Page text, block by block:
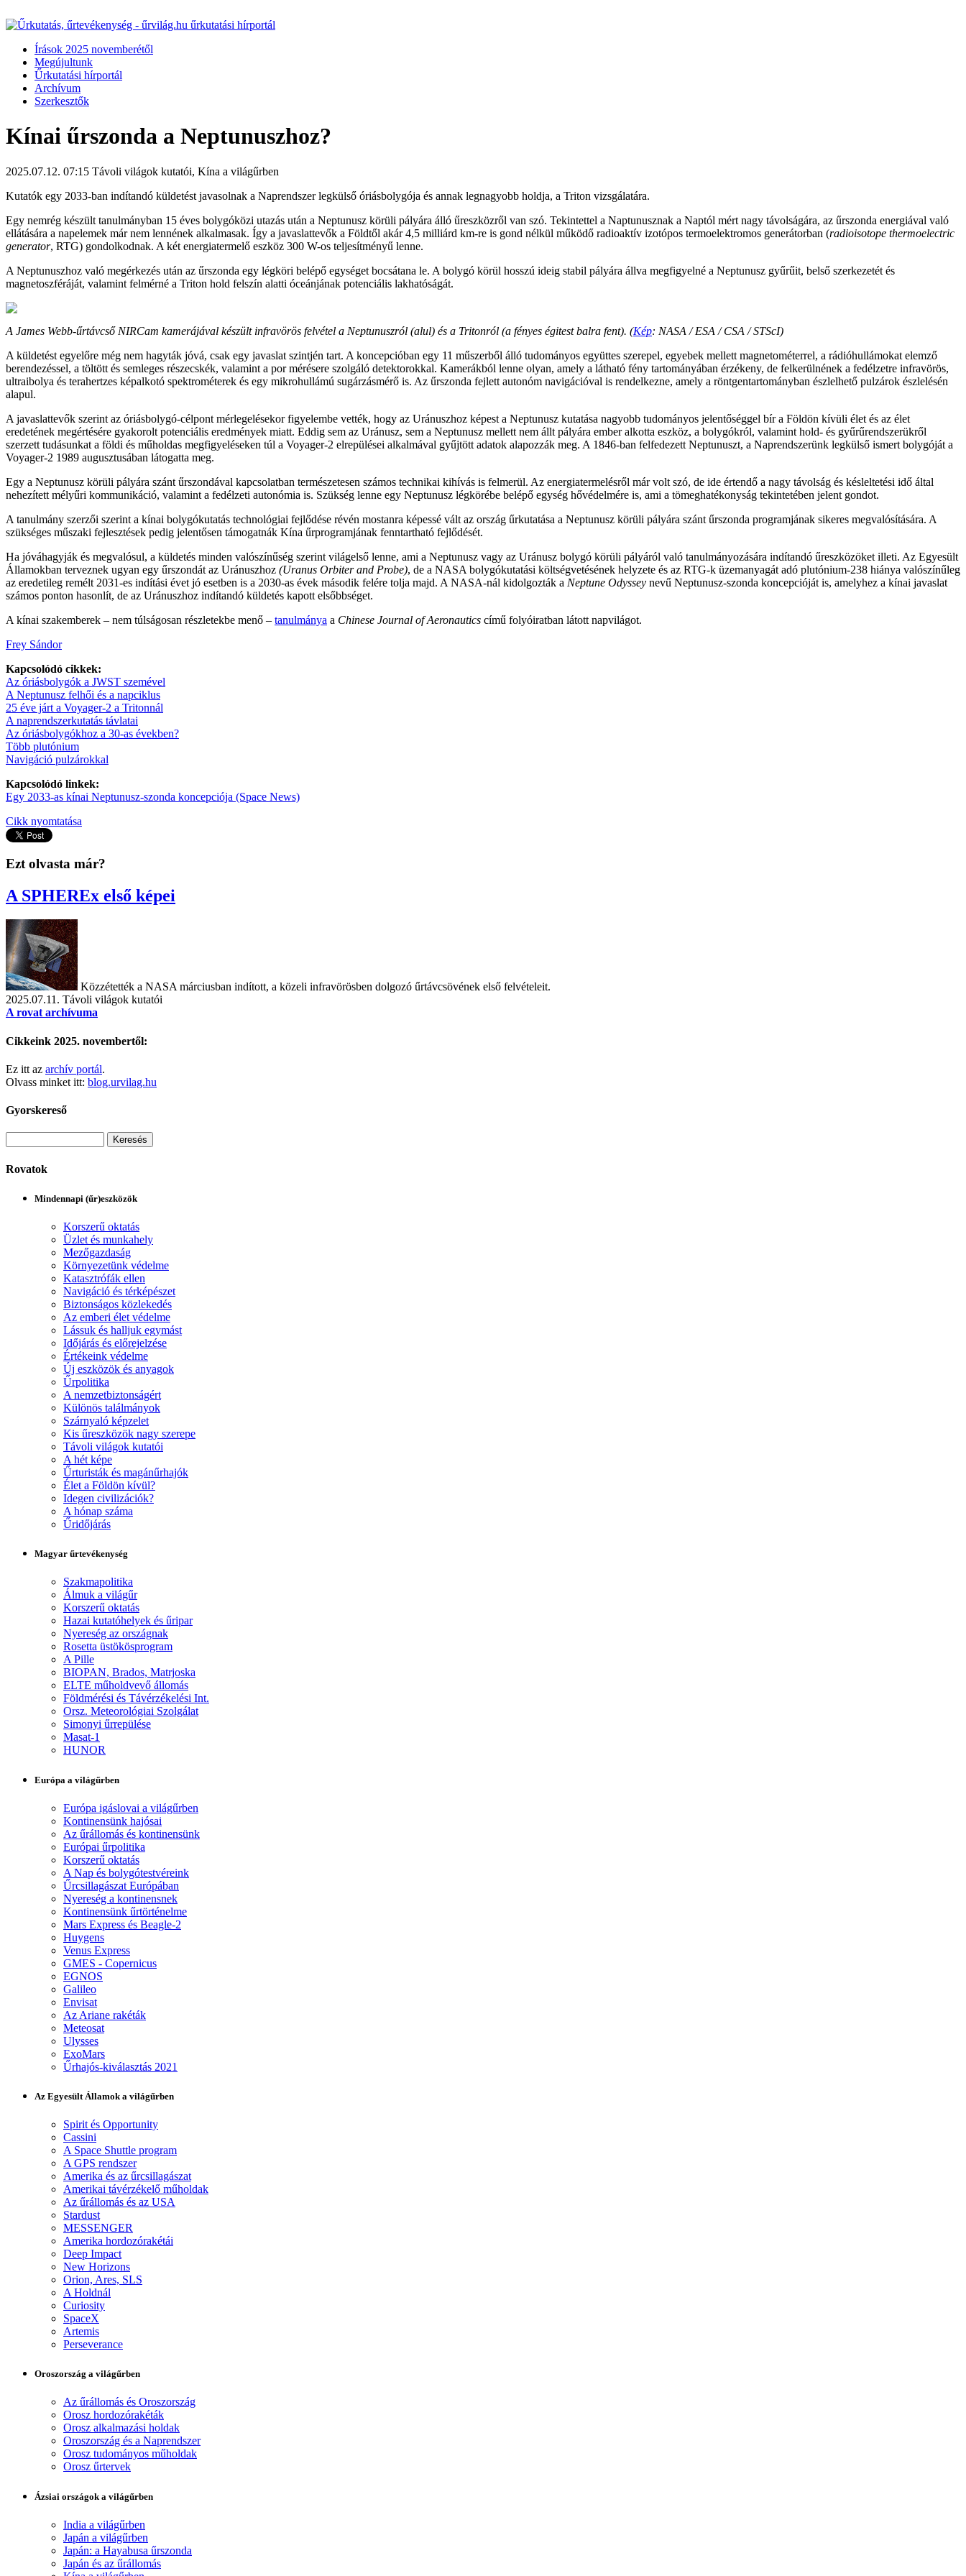
Írások 2025 novemberétől
Megújultunk
Űrkutatási hírportál
Archívum
Szerkesztők
Kínai űrszonda a Neptunuszhoz?
2025.07.12. 07:15 Távoli világok kutatói, Kína a világűrben
Kutatók egy 2033-ban indítandó küldetést javasolnak a Naprendszer legkülső óriásbolygója és annak legnagyobb holdja, a Triton vizsgálatára.
Egy nemrég készült tanulmányban 15 éves bolygóközi utazás után a Neptunusz körüli pályára álló űreszközről van szó. Tekintettel a Naptunusznak a Naptól mért nagy távolságára, az űrszonda energiával való
ellátására a napelemek már nem lennének alkalmasak. Így a javaslattevők a Földtől akár 4,5 milliárd km-re is gond nélkül működő radioaktív izotópos termoelektromos generátorban (radioisotope thermoelectric
generator, RTG) gondolkodnak. A két energiatermelő eszköz 300 W-os teljesítményű lenne.
A Neptunuszhoz való megérkezés után az űrszonda egy légköri belépő egységet bocsátana le. A bolygó körül hosszú ideig stabil pályára állva megfigyelné a Neptunusz gyűrűit, belső szerkezetét és
magnetoszféráját, valamint felmérné a Triton hold felszín alatti óceánjának potenciális lakhatóságát.
A James Webb-űrtávcső NIRCam kamerájával készült infravörös felvétel a Neptunuszról (alul) és a Tritonról (a fényes égitest balra fent). (Kép: NASA / ESA / CSA / STScI)
A küldetést egyelőre még nem hagyták jóvá, csak egy javaslat szintjén tart. A koncepcióban egy 11 műszerből álló tudományos együttes szerepel, egyebek mellett magnetométerrel, a rádióhullámokat elemző
berendezéssel, a töltött és semleges részecskék, valamint a por mérésere szolgáló detektorokkal. Kamerákból lenne olyan, amely a látható fény tartományában érzékeny, de felkerülnének a fedélzetre infravörös,
ultraibolya és terahertzes képalkotó spektrométerek és egy mikrohullámú sugárzásmérő is. Az űrszonda fejlett autonóm navigációval is rendelkezne, amely a röntgentartományban észlelhető pulzárok észlelésén
alapul.
A javaslattevők szerint az óriásbolygó-célpont mérlegelésekor figyelembe vették, hogy az Uránuszhoz képest a Neptunusz kutatása nagyobb tudományos jelentőséggel bír a Földön kívüli élet és az élet
eredetének megértésére gyakorolt ​​potenciális eredmények miatt. Eddig sem az Uránusz, sem a Neptunusz mellett nem állt pályára ember alkotta eszköz, a bolygókról, valamint hold- és gyűrűrendszerükről
szerzett tudásunkat a földi és műholdas megfigyeléseken túl a Voyager-2 elrepülései alkalmával gyűjtött adatok alapozzák meg. A 1846-ban felfedezett Neptunuszt, a Naprendszerünk legkülső ismert bolygóját a
Voyager-2 1989 augusztusában látogatta meg.
Egy a Neptunusz körüli pályára szánt űrszondával kapcsolatban természetesen számos technikai kihívás is felmerül. Az energiatermelésről már volt szó, de ide értendő a nagy távolság és késleltetési idő által
nehezített mélyűri kommunikáció, valamint a fedélzeti autonómia is. Szükség lenne egy Neptunusz légkörébe belépő egység hővédelmére is, ami a tömeghatékonyság tekintetében jelent gondot.
A tanulmány szerzői szerint a kínai bolygókutatás technológiai fejlődése révén mostanra képessé vált az ország űrkutatása a Neptunusz körüli pályára szánt űrszonda programjának sikeres megvalósítására. A
szükséges műszaki fejlesztések pedig jelentősen támogatnák Kína űrprogramjának fenntartható fejlődését.
Ha jóváhagyják és megvalósul, a küldetés minden valószínűség szerint világelső lenne, ami a Neptunusz vagy az Uránusz bolygó körüli pályáról való tanulmányozására indítandó űreszközöket illeti. Az Egyesült
Államokban terveznek ugyan egy űrszondát az Uránuszhoz (Uranus Orbiter and Probe), de a NASA bolygókutatási költségvetésének helyzete és az RTG-k üzemanyagát adó plutónium-238 hiánya valószínűleg
az eredetileg remélt 2031-es indítási évet jó esetben is a 2030-as évek második felére tolja majd. A NASA-nál kidolgozták a Neptune Odyssey nevű Neptunusz-szonda koncepcióját is, amelyhez a kínai javaslat
számos ponton hasonlít, de az Uránuszhoz indítandó küldetés kapott elsőbbséget.
A kínai szakemberek – nem túlságosan részletekbe menő – tanulmánya a Chinese Journal of Aeronautics című folyóiratban látott napvilágot.
Frey Sándor
Kapcsolódó cikkek:
Az óriásbolygók a JWST szemével
A Neptunusz felhői és a napciklus
25 éve járt a Voyager-2 a Tritonnál
A naprendszerkutatás távlatai
Az óriásbolygókhoz a 30-as években?
Több plutónium
Navigáció pulzárokkal
Kapcsolódó linkek:
Egy 2033-as kínai Neptunusz-szonda koncepciója (Space News)
Cikk nyomtatása
Ezt olvasta már?
A SPHEREx első képei
Közzétették a NASA márciusban indított, a közeli infravörösben dolgozó űrtávcsövének első felvételeit.
2025.07.11. Távoli világok kutatói
A rovat archívuma
Cikkeink 2025. novembertől:
Ez itt az archív portál.
Olvass minket itt: blog.urvilag.hu
Gyorskereső
Rovatok
Mindennapi (űr)eszközök
Korszerű oktatás
Üzlet és munkahely
Mezőgazdaság
Környezetünk védelme
Katasztrófák ellen
Navigáció és térképészet
Biztonságos közlekedés
Az emberi élet védelme
Lássuk és halljuk egymást
Időjárás és előrejelzése
Értékeink védelme
Új eszközök és anyagok
Űrpolitika
A nemzetbiztonságért
Különös találmányok
Szárnyaló képzelet
Kis űreszközök nagy szerepe
Távoli világok kutatói
A hét képe
Űrturisták és magánűrhajók
Élet a Földön kívül?
Idegen civilizációk?
A hónap száma
Űridőjárás
Magyar űrtevékenység
Szakmapolitika
Álmuk a világűr
Korszerű oktatás
Hazai kutatóhelyek és űripar
Nyereség az országnak
Rosetta üstökösprogram
A Pille
BIOPAN, Brados, Matrjoska
ELTE műholdvevő állomás
Földmérési és Távérzékelési Int.
Orsz. Meteorológiai Szolgálat
Simonyi űrrepülése
Masat-1
HUNOR
Európa a világűrben
Európa igáslovai a világűrben
Kontinensünk hajósai
Az űrállomás és kontinensünk
Európai űrpolitika
Korszerű oktatás
A Nap és bolygótestvéreink
Űrcsillagászat Európában
Nyereség a kontinensnek
Kontinensünk űrtörténelme
Mars Express és Beagle-2
Huygens
Venus Express
GMES - Copernicus
EGNOS
Galileo
Envisat
Az Ariane rakéták
Meteosat
Ulysses
ExoMars
Űrhajós-kiválasztás 2021
Az Egyesült Államok a világűrben
Spirit és Opportunity
Cassini
A Space Shuttle program
A GPS rendszer
Amerika és az űrcsillagászat
Amerikai távérzékelő műholdak
Az űrállomás és az USA
Stardust
MESSENGER
Amerika hordozórakétái
Deep Impact
New Horizons
Orion, Ares, SLS
A Holdnál
Curiosity
SpaceX
Artemis
Perseverance
Oroszország a világűrben
Az űrállomás és Oroszország
Orosz hordozórakéták
Orosz alkalmazási holdak
Oroszország és a Naprendszer
Orosz tudományos műholdak
Orosz űrtervek
Ázsiai országok a világűrben
India a világűrben
Japán a világűrben
Japán: a Hayabusa űrszonda
Japán és az űrállomás